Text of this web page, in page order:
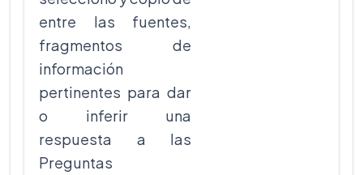
entre las fuentes,
fragmentos de
información
pertinentes para dar
o inferir una
respuesta a las
Preguntas